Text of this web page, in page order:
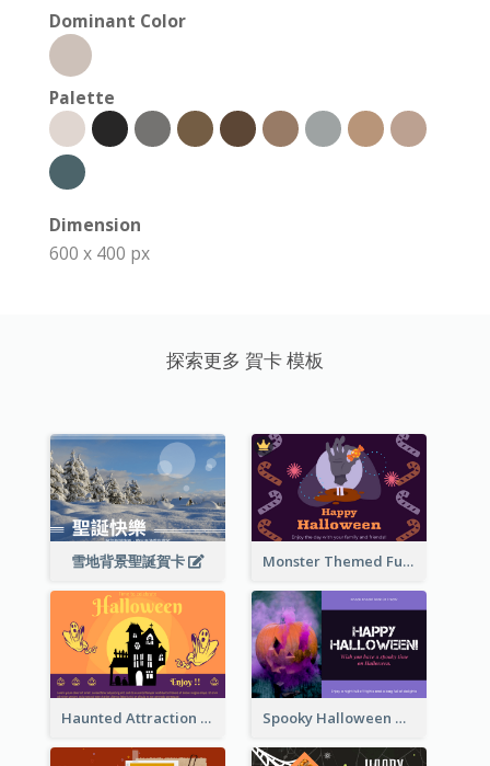
Dominant Color
Palette
Dimension
600 x 400 px
探索更多 賀卡 模板
雪地背景聖誕賀卡 Monster Themed Fun Halloween Greeting Card
Haunted Attraction Themed Halloween Card Spooky Halloween Greeting Card